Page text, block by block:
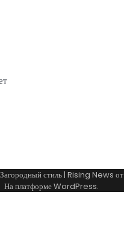
Загородный стиль| Rising News от
На платформеWordPress.